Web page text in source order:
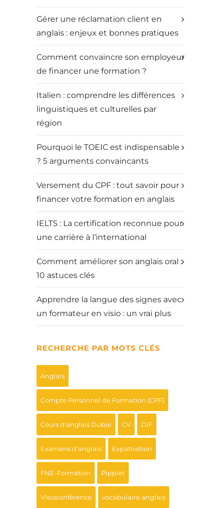
Gérer une réclamation client en
anglais : enjeux et bonnes pratiques
Comment convaincre son employeur
de financer une formation ?
Italien : comprendre les différences
linguistiques et culturelles par
région
Pourquoi le TOEIC est indispensable
? 5 arguments convaincants
Versement du CPF : tout savoir pour
financer votre formation en anglais
IELTS : La certification reconnue pour
une carrière à l’international
Comment améliorer son anglais oral :
10 astuces clés
Apprendre la langue des signes avec
un formateur en visio : un vrai plus
RECHERCHE PAR MOTS CLÉS
Anglais
Compte Personnel de Formation (CPF)
Cours d'anglais Dubaï CV DIF
Examens d'anglais Expatriation
FNE-Formation Pipplet
Visioconférence vocabulaire anglais